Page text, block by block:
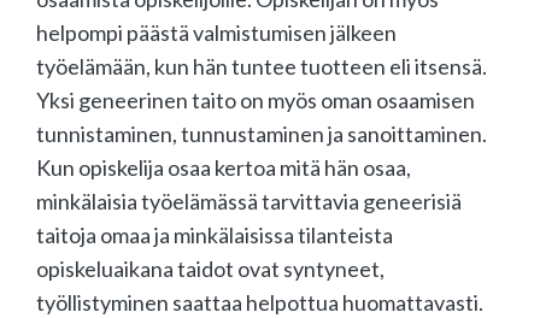
helpompi päästä valmistumisen jälkeen
työelämään, kun hän tuntee tuotteen eli itsensä.
Yksi geneerinen taito on myös oman osaamisen
tunnistaminen, tunnustaminen ja sanoittaminen.
Kun opiskelija osaa kertoa mitä hän osaa,
minkälaisia työelämässä tarvittavia geneerisiä
taitoja omaa ja minkälaisissa tilanteista
opiskeluaikana taidot ovat syntyneet,
työllistyminen saattaa helpottua huomattavasti.